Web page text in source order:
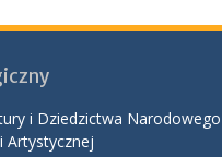
i Dziedzictwa Narodowego
Artystycznej